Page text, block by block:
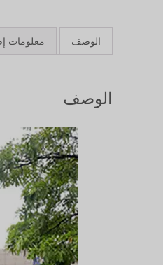
الوصف معلومات
الوصف